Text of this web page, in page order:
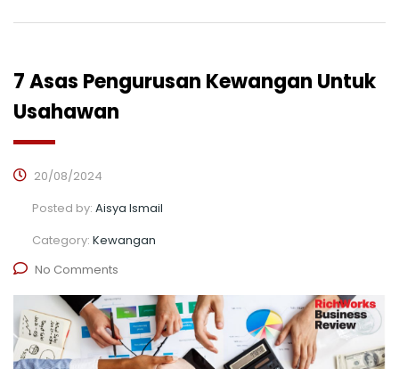
7 Asas Pengurusan Kewangan Untuk
Usahawan
20/08/2024
Posted by: Aisya Ismail
Category: Kewangan
No Comments